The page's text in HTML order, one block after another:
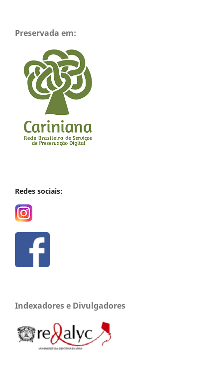
Preservada em:
Redes sociais:
Indexadores e Divulgadores